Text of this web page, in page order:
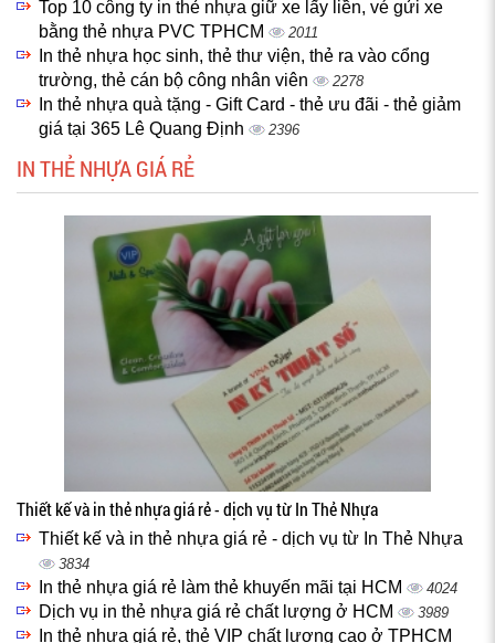
Top 10 công ty in thẻ nhựa giữ xe lấy liền, vé gửi xe
bằng thẻ nhựa PVC TPHCM
2011
In thẻ nhựa học sinh, thẻ thư viện, thẻ ra vào cổng
trường, thẻ cán bộ công nhân viên
2278
In thẻ nhựa quà tặng - Gift Card - thẻ ưu đãi - thẻ giảm
giá tại 365 Lê Quang Định
2396
IN THẺ NHỰA GIÁ RẺ
Thiết kế và in thẻ nhựa giá rẻ - dịch vụ từ In Thẻ Nhựa
Thiết kế và in thẻ nhựa giá rẻ - dịch vụ từ In Thẻ Nhựa
3834
In thẻ nhựa giá rẻ làm thẻ khuyến mãi tại HCM 4024
Dịch vụ in thẻ nhựa giá rẻ chất lượng ở HCM 3989
In thẻ nhựa giá rẻ, thẻ VIP chất lượng cao ở TPHCM